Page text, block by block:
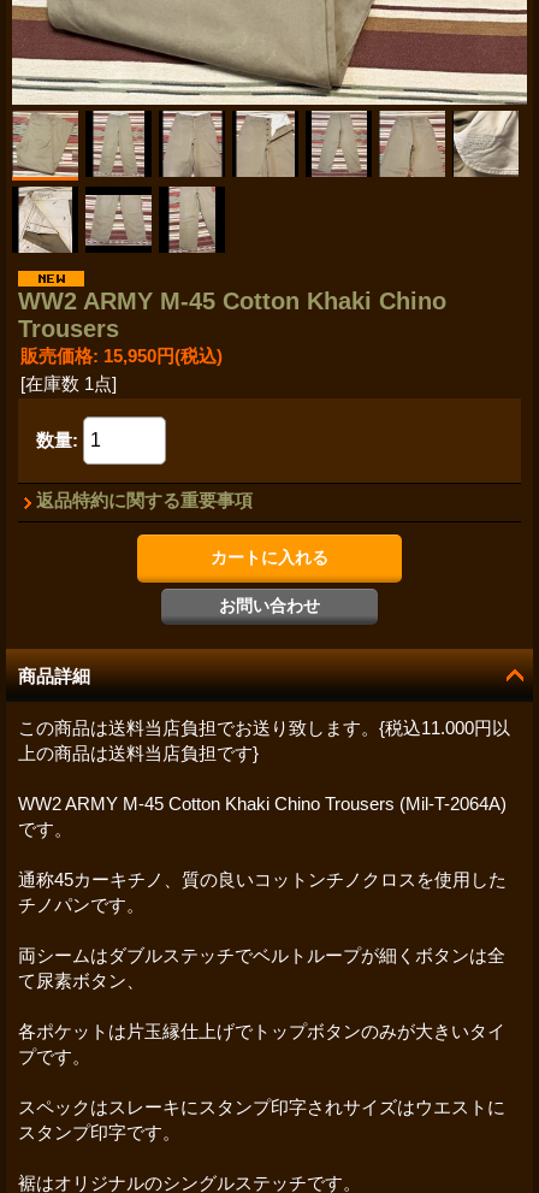
WW2 ARMY M-45 Cotton Khaki Chino
Trousers
販売価格: 15,950円(税込)
[在庫数 1点]
数量:
返品特約に関する重要事項
商品詳細
この商品は送料当店負担でお送り致します。{税込11.000円以
上の商品は送料当店負担です}
WW2 ARMY M-45 Cotton Khaki Chino Trousers (Mil-T-2064A)
です。
通称45カーキチノ、質の良いコットンチノクロスを使用した
チノパンです。
両シームはダブルステッチでベルトループが細くボタンは全
て尿素ボタン、
各ポケットは片玉縁仕上げでトップボタンのみが大きいタイ
プです。
スペックはスレーキにスタンプ印字されサイズはウエストに
スタンプ印字です。
裾はオリジナルのシングルステッチです。